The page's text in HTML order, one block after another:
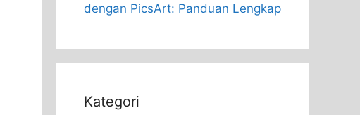
dengan PicsArt: Panduan Lengkap
Kategori